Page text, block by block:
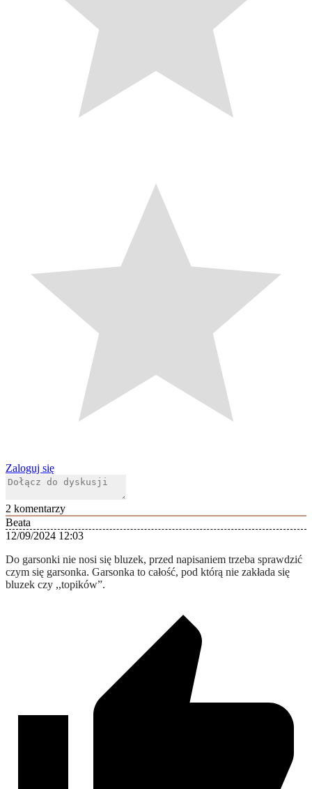
Zaloguj się
2 komentarzy
Beata
12/09/2024 12:03
Do garsonki nie nosi się bluzek, przed napisaniem trzeba sprawdzić
czym się garsonka. Garsonka to całość, pod którą nie zakłada się
bluzek czy ,,topików”.